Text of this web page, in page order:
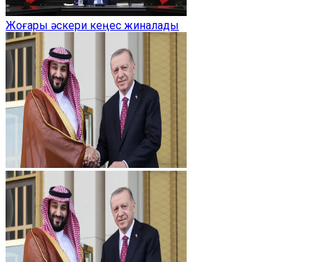
Жоғары әскери кеңес жиналады